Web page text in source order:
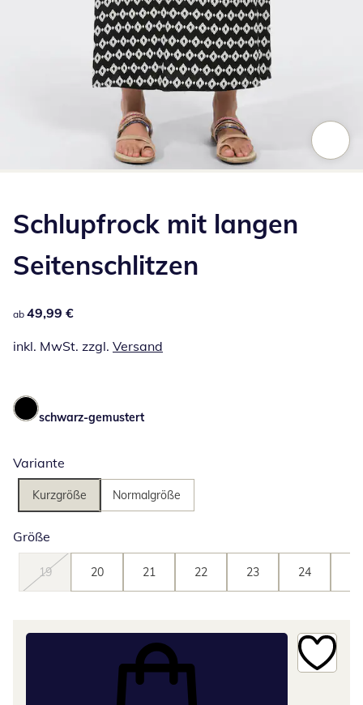
Schlupfrock mit langen
Seitenschlitzen
49,99 €
ab 49,99 €
inkl. MwSt. zzgl. Versand
schwarz-gemustert
Variante
Kurzgröße Normalgröße
Größe
19 20 21 22 23 24